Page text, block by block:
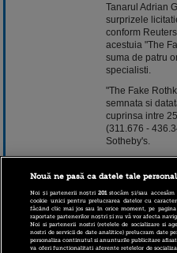
Tanarul Adrian
surprizele
conform
acestuia "The
suma de patru
specialisti.
"The Fake
semnata si
cuprinsa intre
(311.676 -
Sotheby's.
In cadrul
semnat de
fost vanduat
milioane de
Nascut in 1977,
Universitatea
Nouă ne pasă ca datele tale
Noi și partenerii noștri201stocăm și/sau accesăm
cookie unici pentru prelucrarea datelor cu
făcând clic mai jos sau în orice moment, pe
raportate partenerilor noștri și nu vă vor afecta
Noi si partenerii nostri (retelele de socializare si
nostri de servicii de date analitice) prelucram date
personaliza continutul si anunturile publicitare
va oferi functionalitati aferente retelelor de